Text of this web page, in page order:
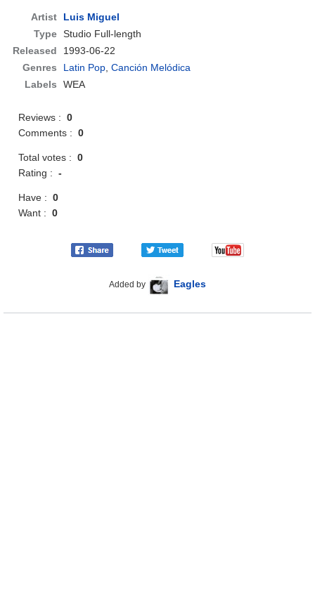
Artist
Luis Miguel
Type Studio Full-length
Released
1993-06-22
Genres
Latin Pop,Canción Melódica
Labels
WEA
Reviews :0
Comments :0
Total votes :0
Rating :-
Have :0
Want :0
Added by Eagles